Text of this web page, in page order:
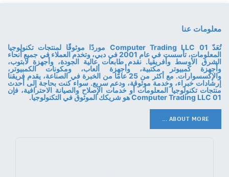
معلومات عنا
تُعَدّ 01 Computer Trading LLC موردًا موثوقًا لمنتجات تكنولوجيا
المعلومات، تأسست في عام 2001 في دبي، وتخدم العملاء في جميع أنحاء
الشرق الأوسط وأفريقيا. نقدم طابعات عالية الجودة، وأجهزة لابتوب،
وأجهزة كمبيوتر مكتبية، وأجهزة ألعاب، ومكونات الكمبيوتر،
والإكسسوارات. مع أكثر من 25 عامًا من الخبرة في الصناعة، يقدم فريقنا
إرشادات خبراء، وخدمة موثوقة، ودعم سريع. سواء كنت بحاجة إلى أحدث
منتجات تكنولوجيا المعلومات أو خدمات الإصلاح والصيانة الاحترافية، فإن
01 Computer Trading LLC هو شريكك الموثوق في التكنولوجيا.
ABOUT MORE ...